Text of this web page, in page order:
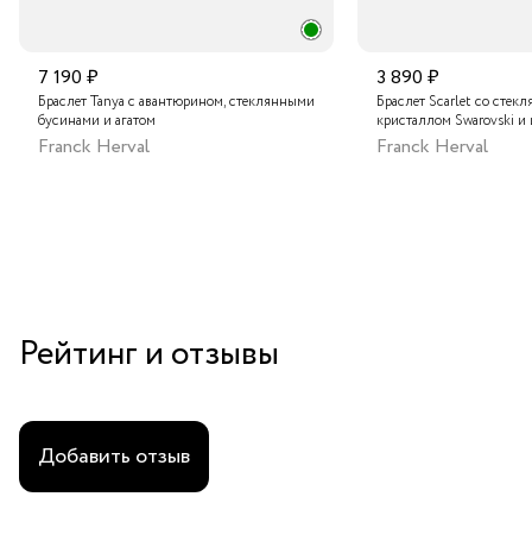
7 190 ₽
Браслет Tanya с авантюрином, стеклянными
бусинами и агатом
Franck Herval
3 890 ₽
Браслет Scarlet со
кристаллом Swarovski
Franck Herval
Рейтинг и отзывы
Добавить отзыв